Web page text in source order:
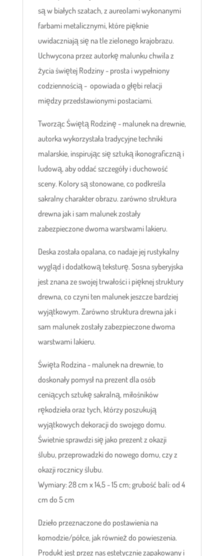
są w białych szatach, z aureolami wykonanymi
farbami metalicznymi, które pięknie
uwidaczniają się na tle zielonego krajobrazu.
Uchwycona przez autorkę malunku chwila z
życia świętej Rodziny - prosta i wypełniony
codziennością - opowiada o głębi relacji
między przedstawionymi postaciami.
Tworząc Świętą Rodzinę - malunek na drewnie,
autorka wykorzystała tradycyjne techniki
malarskie, inspirując się sztuką ikonograficzną i
ludową, aby oddać szczegóły i duchowość
sceny. Kolory są stonowane, co podkreśla
sakralny charakter obrazu. zarówno struktura
drewna jak i sam malunek zostały
zabezpieczone dwoma warstwami lakieru.
Deska została opalana, co nadaje jej rustykalny
wygląd i dodatkową teksturę. Sosna syberyjska
jest znana ze swojej trwałości i pięknej struktury
drewna, co czyni ten malunek jeszcze bardziej
wyjątkowym. Zarówno struktura drewna jak i
sam malunek zostały zabezpieczone dwoma
warstwami lakieru.
Święta Rodzina - malunek na drewnie, to
doskonały pomysł na prezent dla osób
ceniących sztukę sakralną, miłośników
rękodzieła oraz tych, którzy poszukują
wyjątkowych dekoracji do swojego domu.
Świetnie sprawdzi się jako prezent z okazji
ślubu, przeprowadzki do nowego domu, czy z
okazji rocznicy ślubu.
Wymiary: 28 cm x 14,5 - 15 cm; grubość bali: od 4
cm do 5 cm
Dzieło przeznaczone do postawienia na
komodzie/półce, jak również do powieszenia.
Produkt jest przez nas estetycznie zapakowany i